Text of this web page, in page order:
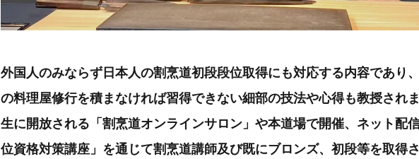
外国人のみならず日本人の割烹道初段段位取得にも対応する内容であり
の料理屋修行を積まなければ習得できない細部の技法や心得も教授され
生に開放される「割烹道オンラインサロン」や本道場で開催、ネット配
位資格対策講座」を通じて割烹道講師及び既にブロンズ、初段等を取得